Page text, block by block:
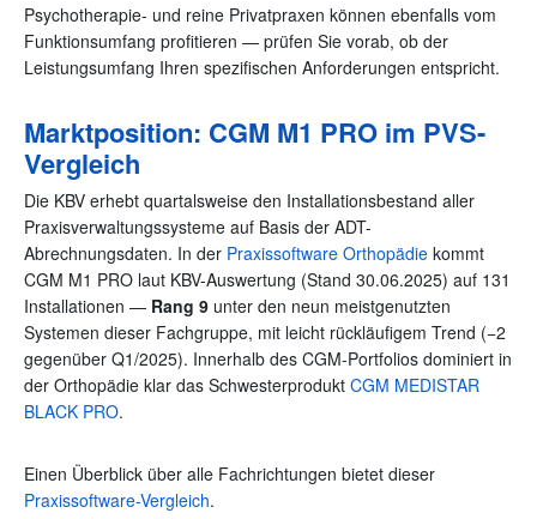
Psychotherapie- und reine Privatpraxen können ebenfalls vom
Funktionsumfang profitieren — prüfen Sie vorab, ob der
Leistungsumfang Ihren spezifischen Anforderungen entspricht.
Marktposition: CGM M1 PRO im PVS-
Vergleich
Die KBV erhebt quartalsweise den Installationsbestand aller
Praxisverwaltungssysteme auf Basis der ADT-
Abrechnungsdaten. In der Praxissoftware Orthopädie kommt
CGM M1 PRO laut KBV-Auswertung (Stand 30.06.2025) auf 131
Installationen — Rang 9 unter den neun meistgenutzten
Systemen dieser Fachgruppe, mit leicht rückläufigem Trend (−2
gegenüber Q1/2025). Innerhalb des CGM-Portfolios dominiert in
der Orthopädie klar das Schwesterprodukt CGM MEDISTAR
BLACK PRO.
Einen Überblick über alle Fachrichtungen bietet dieser
Praxissoftware-Vergleich.